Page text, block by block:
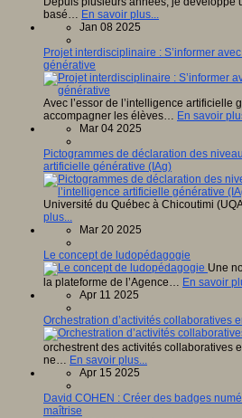
basé… En savoir plus...
Jan 08 2025
Projet interdisciplinaire : S’informer
générative
Avec l’essor de l’intelligence artificielle
accompagner les élèves… En savoir
Mar 04 2025
Pictogrammes de déclaration des
artificielle générative (IAg)
Université du Québec à Chicoutimi
plus...
Mar 20 2025
Le concept de ludopédagogie
Une
la plateforme de l’Agence… En savoir
Apr 11 2025
Orchestration d’activités collaboratives
orchestrent des activités collaboratives
ne… En savoir plus...
Apr 15 2025
David COHEN : Créer des badges
maîtrise